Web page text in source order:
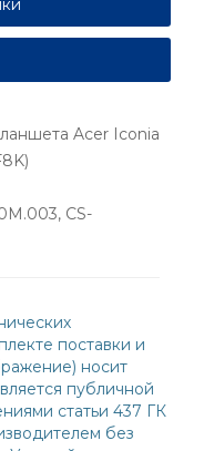
Acer Iconia
CS-
поставки и
носит
публичной
статьи 437 ГК
без